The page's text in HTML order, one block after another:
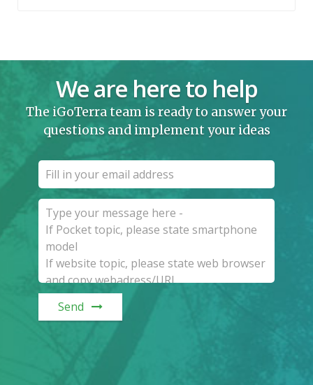
We are here to help
The iGoTerra team is ready to answer your
questions and implement your ideas
Send